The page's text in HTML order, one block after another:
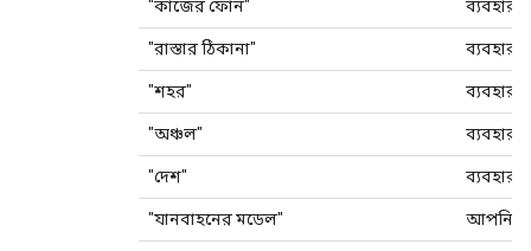
"কাজের ফোন"
"রাস্তার ঠিকানা"
"শহর"
"অঞ্চল"
"দেশ"
"যানবাহনের মডেল" আপনি